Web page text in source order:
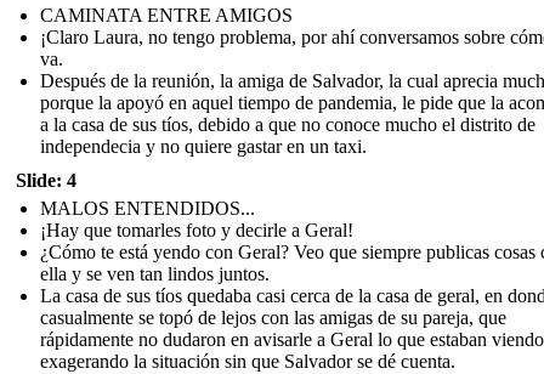
CAMINATA ENTRE AMIGOS
¡Claro Laura, no tengo problema, por ahí conversamos sobre
va.
Después de la reunión, la amiga de Salvador, la cual aprecia
porque la apoyó en aquel tiempo de pandemia, le pide que la
a la casa de sus tíos, debido a que no conoce mucho el distrito de
independecia y no quiere gastar en un taxi.
Slide: 4
MALOS ENTENDIDOS...
¡Hay que tomarles foto y decirle a Geral!
¿Cómo te está yendo con Geral? Veo que siempre publicas cosas
ella y se ven tan lindos juntos.
La casa de sus tíos quedaba casi cerca de la casa de geral, en
casualmente se topó de lejos con las amigas de su pareja, que
rápidamente no dudaron en avisarle a Geral lo que estaban
exagerando la situación sin que Salvador se dé cuenta.